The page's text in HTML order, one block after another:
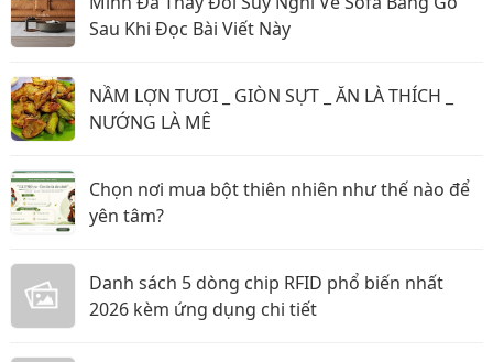
Sau Khi Đọc Bài Viết Này
NẦM LỢN TƯƠI _ GIÒN SỰT _ ĂN LÀ THÍCH _
NƯỚNG LÀ MÊ
Chọn nơi mua bột thiên nhiên như thế nào để
yên tâm?
Danh sách 5 dòng chip RFID phổ biến nhất
2026 kèm ứng dụng chi tiết